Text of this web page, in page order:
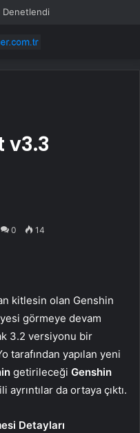
Denetlendi
v3.3
0 14
kitlesin olan Genshin
görmeye devam
3.2 versiyonu bir
tarafından yapılan yeni
getirileceği Genshin
da ortaya çıktı.
Detayları